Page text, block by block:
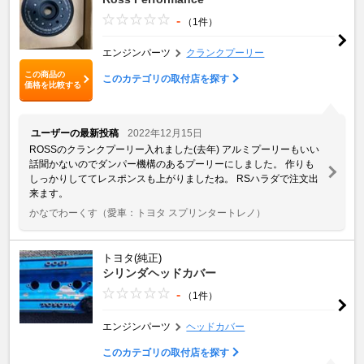
この商品の
価格を比較する
- （1件）
エンジンパーツ クランクプーリー
このカテゴリの取付店を探す
ユーザーの最新投稿
2022年12月15日
ROSSのクランクプーリー入れました(去年) アルミプーリーもいい
話聞かないのでダンパー機構のあるプーリーにしました。 作りも
しっかりしててレスポンスも上がりましたね。 RSハラダで注文出
来ます。
かなでわーくす （愛車：トヨタ スプリンタートレノ）
トヨタ(純正)
シリンダヘッドカバー
- （1件）
エンジンパーツ ヘッドカバー
このカテゴリの取付店を探す